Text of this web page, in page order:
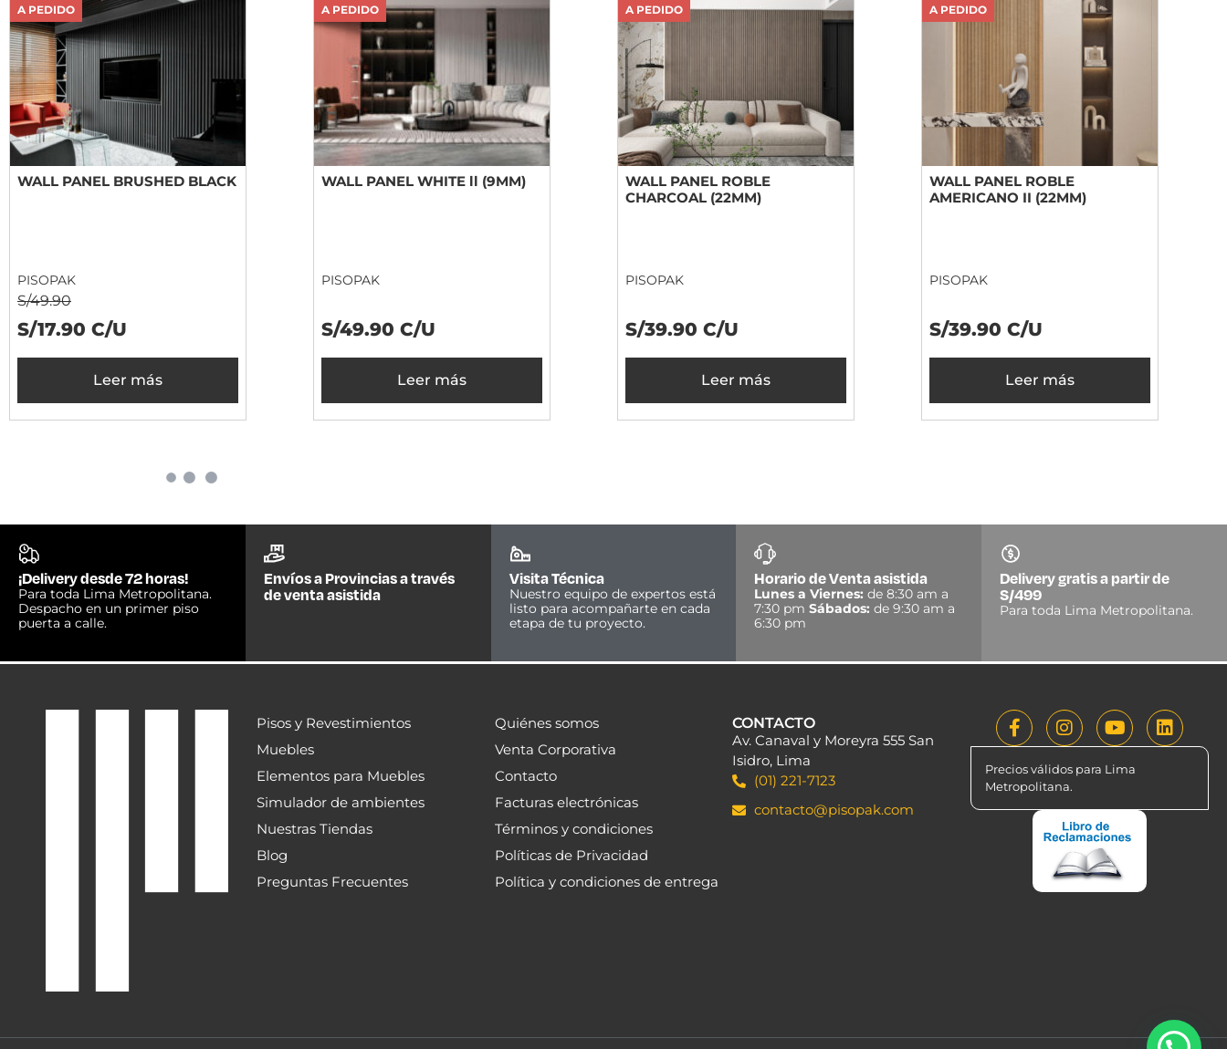
A PEDIDO
WALL PANEL BRUSHED BLACK
PISOPAK
S/49.90
S/17.90 C/U
Leer más
A PEDIDO
WALL PANEL WHITE ll (9MM)
PISOPAK
S/49.90 C/U
Leer más
A PEDIDO
WALL PANEL ROBLE
CHARCOAL (22MM)
PISOPAK
S/39.90 C/U
Leer más
A PEDIDO
WALL PANEL ROBLE
AMERICANO II (22MM)
PISOPAK
S/39.90 C/U
Leer más
¡Delivery desde 72 horas!
Para toda Lima Metropolitana.
Despacho en un primer piso
puerta a calle.
Envíos a Provincias a través
de venta asistida
Visita Técnica
Nuestro equipo de expertos está
listo para acompañarte en cada
etapa de tu proyecto.
Horario de Venta asistida
Lunes a Viernes: de 8:30 am a
7:30 pmSábados: de 9:30 am a
6:30 pm
Delivery gratis a partir de
S/499
Para toda Lima Metropolitana.
Pisos y Revestimientos
Muebles
Elementos para Muebles
Simulador de ambientes
Nuestras Tiendas
Blog
Preguntas Frecuentes
Quiénes somos
Venta Corporativa
Contacto
Facturas electrónicas
Términos y condiciones
Políticas de Privacidad
Política y condiciones de entrega
CONTACTO
Av. Canaval y Moreyra 555 San
Isidro, Lima
(01) 221-7123
contacto@pisopak.com
Precios válidos para Lima
Metropolitana.